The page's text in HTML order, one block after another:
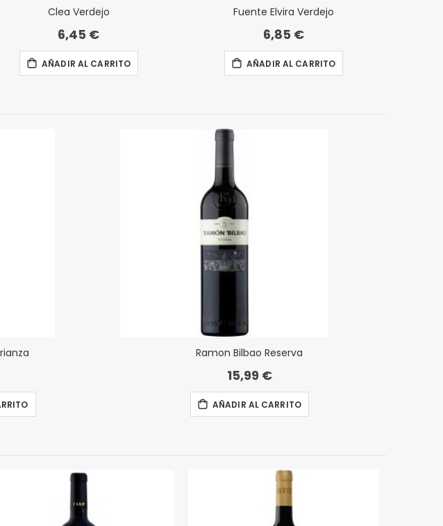
Clea Verdejo
6,45 €
AÑADIR AL CARRITO
Fuente Elvira Verdejo
6,85 €
AÑADIR AL CARRITO
Ramon Bilbao Reserva
15,99 €
AÑADIR AL CARRITO